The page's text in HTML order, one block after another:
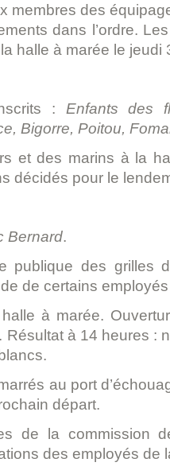
membres des
dans l’ordre.
halle à marée le jeudi
: Enfants des
Bigorre, Poitou,
et des marins à la
décidés pour le
Bernard.
publique des grilles
de certains
à marée.
Résultat à 14 heures :
au port
départ.
de la commission
des employés de